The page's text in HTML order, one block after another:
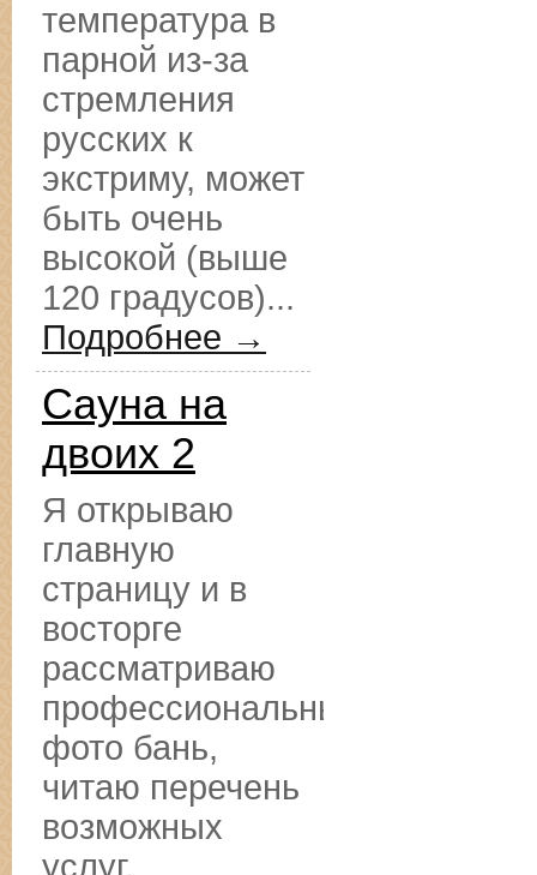
температура в
парной из-за
стремления
русских к
экстриму, может
быть очень
высокой (выше
120 градусов)...
Подробнее →
Сауна на
двоих 2
Я открываю
главную
страницу и в
восторге
рассматриваю
профессиональные
фото бань,
читаю перечень
возможных
услуг,